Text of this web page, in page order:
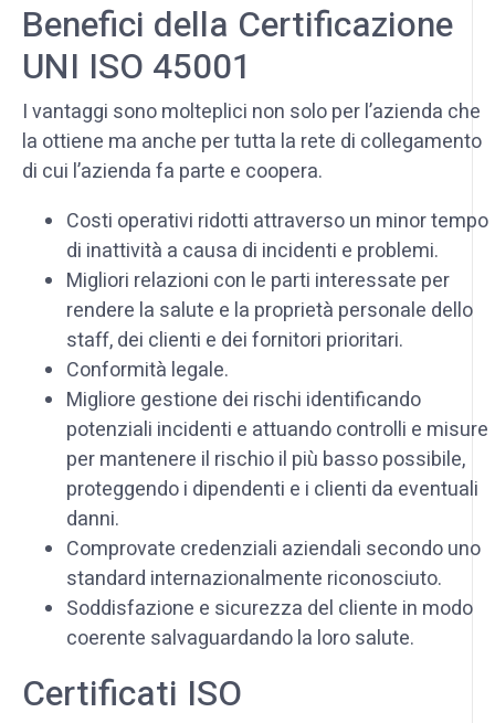
Benefici della Certificazione
UNI ISO 45001
I vantaggi sono molteplici non solo per l’azienda che
la ottiene ma anche per tutta la rete di collegamento
di cui l’azienda fa parte e coopera.
Costi operativi ridotti attraverso un minor tempo
di inattività a causa di incidenti e problemi.
Migliori relazioni con le parti interessate per
rendere la salute e la proprietà personale dello
staff, dei clienti e dei fornitori prioritari.
Conformità legale.
Migliore gestione dei rischi identificando
potenziali incidenti e attuando controlli e misure
per mantenere il rischio il più basso possibile,
proteggendo i dipendenti e i clienti da eventuali
danni.
Comprovate credenziali aziendali secondo uno
standard internazionalmente riconosciuto.
Soddisfazione e sicurezza del cliente in modo
coerente salvaguardando la loro salute.
Certificati ISO